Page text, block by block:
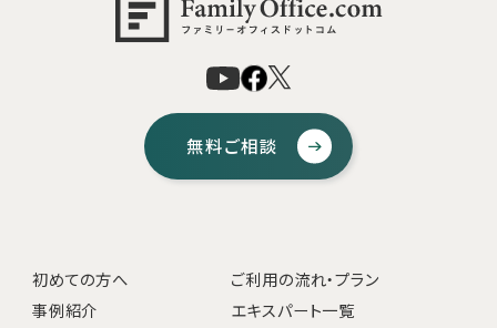
無料ご相談
初めての方へ
ご利用の流れ・プラン
事例紹介
エキスパート一覧